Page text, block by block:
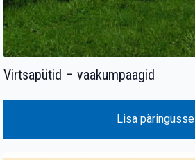
Virtsapütid – vaakumpaagid
Lisa päringusse